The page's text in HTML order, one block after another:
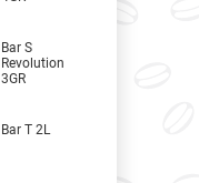
Bar S
Revolution
3GR
Bar T 2L